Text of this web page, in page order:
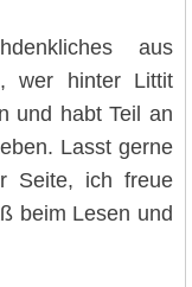
aus
wer hinter Littit
und habt Teil an
Lasst gerne
Seite, ich freue
beim Lesen und